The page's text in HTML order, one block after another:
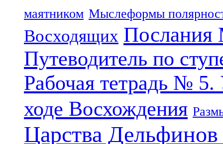
маятником Мыслеформы
Восходящих Послания
Путеводитель по
Рабочая тетрадь №
ходе Восхождения
Царства